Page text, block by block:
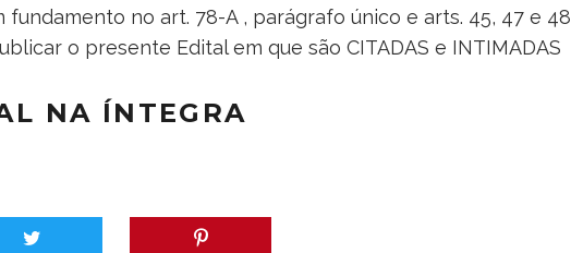
fundamento no art. 78-A , parágrafo único e arts. 45, 47 e 48
o presente Edital em que são CITADAS e INTIMADAS
NA ÍNTEGRA